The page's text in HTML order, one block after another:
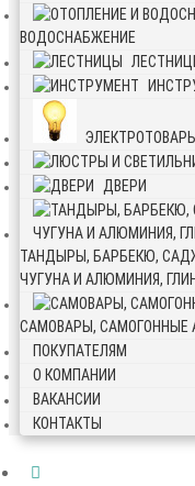
ВОДОСНАБЖЕНИЕ
ЭЛЕКТРОТОВАРЫ
ДВЕРИ
ТАНДЫРЫ, БАРБЕКЮ,
ЧУГУНА И АЛЮМИНИЯ,
САМОВАРЫ, САМОГОННЫЕ
ПОКУПАТЕЛЯМ
О КОМПАНИИ
ВАКАНСИИ
КОНТАКТЫ